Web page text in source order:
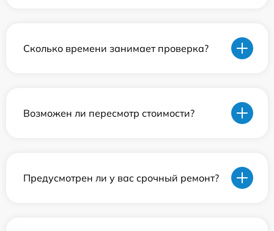
Сколько времени занимает проверка?
Возможен ли пересмотр стоимости?
Предусмотрен ли у вас срочный ремонт?